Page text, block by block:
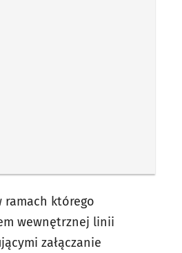
którego
wewnętrznej linii
załączanie